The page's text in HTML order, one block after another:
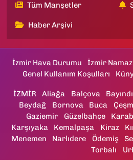
Tüm Manşetler
Haber Arşivi
İzmir Hava Durumu İzmir
Genel Kullanım Koşulları
İZMİR Aliağa Balçova
Beydağ
Bornova Buca
Gaziemir
Güzelbahçe
Karşıyaka
Kemalpaşa Kiraz
Menemen
Narlıdere Ödemiş
Torbalı